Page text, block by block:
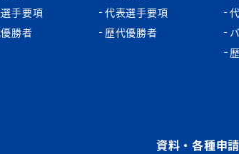
手要項
勝者
代表選手要項
歴代優勝者
資料・各種申